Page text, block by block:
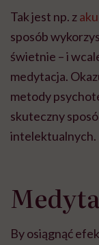
Tak jest np. z
sposób
świetnie – i
medytacja.
metody
skuteczny
intelektualnych.
By osiągnąć